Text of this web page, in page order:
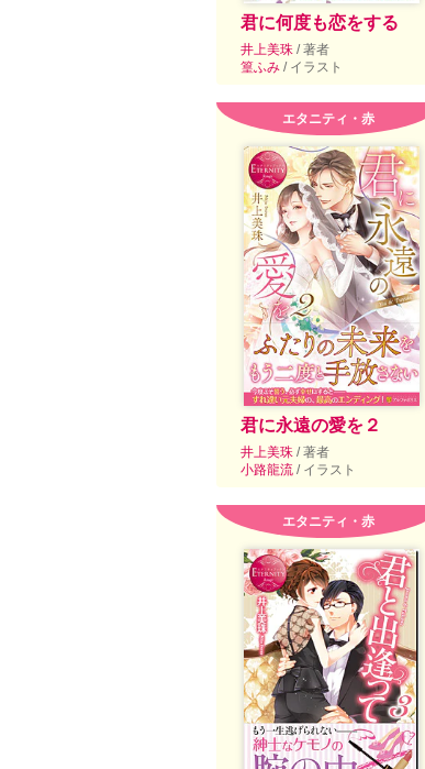
君に何度も恋をする
井上美珠 / 著者
篁ふみ / イラスト
エタニティ・赤
君に永遠の愛を２
井上美珠 / 著者
小路龍流 / イラスト
エタニティ・赤